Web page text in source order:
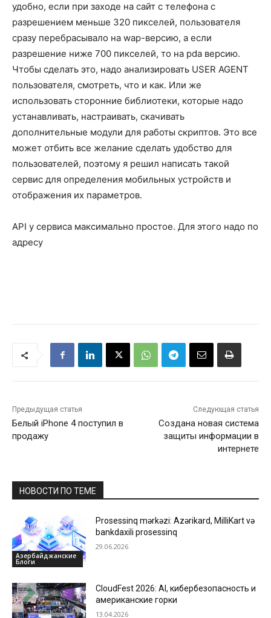
удобно, если при заходе на сайт с телефона с
разрешением меньше 320 пикселей, пользователя
сразу перебрасывало на wap-версию, а если
разрешение ниже 700 пикселей, то на pda версию.
Чтобы сделать это, надо анализировать USER AGENT
пользователя, смотреть, что и как. Или же
использовать сторонние библиотеки, которые надо
устанавливать, настраивать, скачивать
дополнительные модули для работы скриптов. Это все
может отбить все желание сделать удобство для
пользователей, поэтому я решил написать такой
сервис для определения мобильных устройств и
отображения их параметров.
API у сервиса максимально простое. Для этого надо по
адресу
Предыдущая статья
Белый iPhone 4 поступил в
продажу
Следующая статья
Создана новая система
защиты информации в
интернете
НОВОСТИ ПО ТЕМЕ
Азербайджанские
Блоги
Prosessinq mərkəzi: Azərikard, MilliKart və
bankdaxili prosessinq
29.06.2026
CloudFest 2026: AI, кибербезопасность и
американские горки
13.04.2026